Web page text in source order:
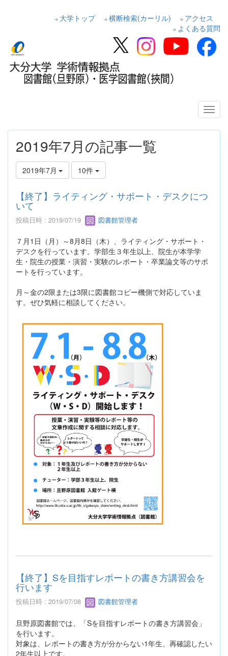
大学トップ 横断検索(カーリル)
アクセス
よくある質問
2019年7月の記事一覧
2019年7月 10件
【終了】ライティング・サポート・デスクにつ
いて
投稿日時 : 2019/07/19 図書館管理者
７月1日（月）～8月8日（木）、ライティング・サポート・
デスクを行っています。学部生３年生以上、院生が本学学
生・院生の授業・演習・実験のレポート・卒業論文等のサポ
ートを行っています。
月～金の2限または3限に図書館コピー機側で対応していま
す。ぜひ気軽に相談してください。
【終了】Sを目指すレポートの書き方講習会を
行います
投稿日時 : 2019/07/08 図書館管理者
旦野原図書館では、「Sを目指すレポートの書き方講習会」
を行います。
対象は、レポートの書き方が分からない1年生、再確認したい
2年生以上です。